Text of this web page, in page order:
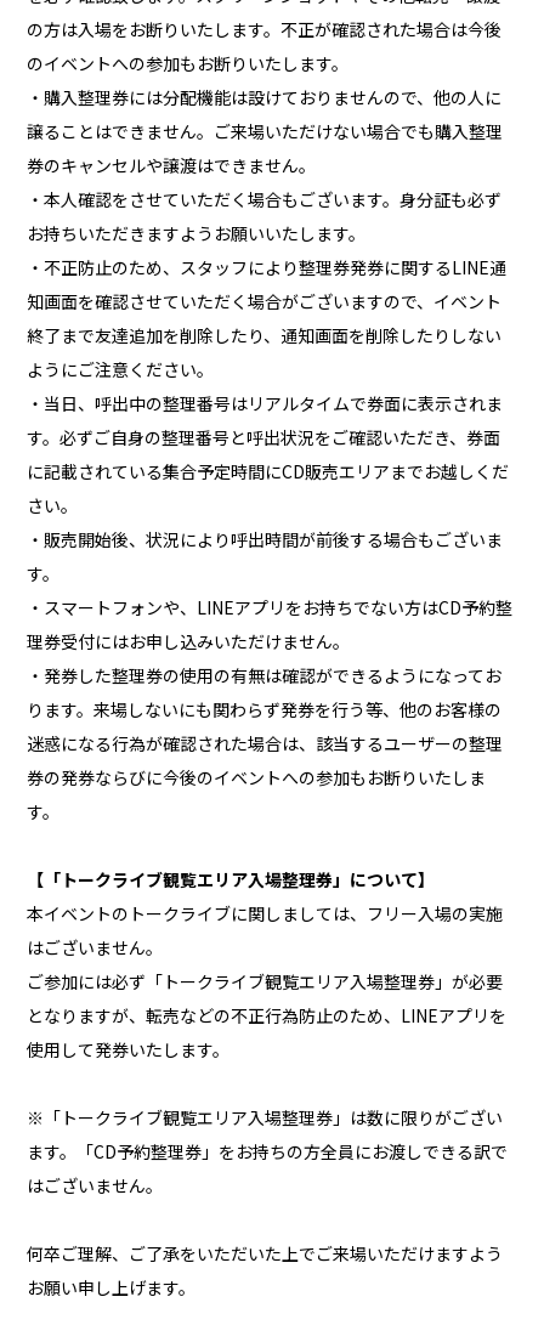
の方は入場をお断りいたします。不正が確認された場合は今後
のイベントへの参加もお断りいたします。
・購入整理券には分配機能は設けておりませんので、他の人に
譲ることはできません。ご来場いただけない場合でも購入整理
券のキャンセルや譲渡はできません。
・本人確認をさせていただく場合もございます。身分証も必ず
お持ちいただきますようお願いいたします。
・不正防止のため、スタッフにより整理券発券に関するLINE通
知画面を確認させていただく場合がございますので、イベント
終了まで友達追加を削除したり、通知画面を削除したりしない
ようにご注意ください。
・当日、呼出中の整理番号はリアルタイムで券面に表示されま
す。必ずご自身の整理番号と呼出状況をご確認いただき、券面
に記載されている集合予定時間にCD販売エリアまでお越しくだ
さい。
・販売開始後、状況により呼出時間が前後する場合もございま
す。
・スマートフォンや、LINEアプリをお持ちでない方はCD予約整
理券受付にはお申し込みいただけません。
・発券した整理券の使用の有無は確認ができるようになってお
ります。来場しないにも関わらず発券を行う等、他のお客様の
迷惑になる行為が確認された場合は、該当するユーザーの整理
券の発券ならびに今後のイベントへの参加もお断りいたしま
す。
【「トークライブ観覧エリア入場整理券」について】
本イベントのトークライブに関しましては、フリー入場の実施
はございません。
ご参加には必ず「トークライブ観覧エリア入場整理券」が必要
となりますが、転売などの不正行為防止のため、LINEアプリを
使用して発券いたします。
※「トークライブ観覧エリア入場整理券」は数に限りがござい
ます。「CD予約整理券」をお持ちの方全員にお渡しできる訳で
はございません。
何卒ご理解、ご了承をいただいた上でご来場いただけますよう
お願い申し上げます。